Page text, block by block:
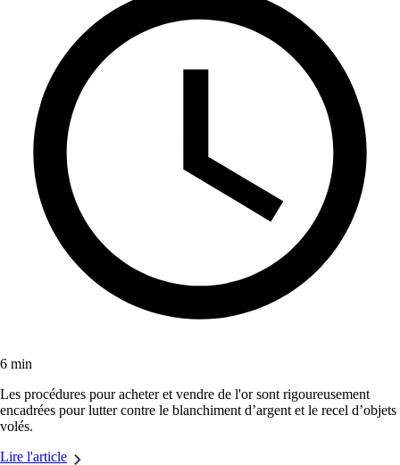
6 min
Les procédures pour acheter et vendre de l'or sont rigoureusement
encadrées pour lutter contre le blanchiment d’argent et le recel d’objets
volés.
Lire l'article